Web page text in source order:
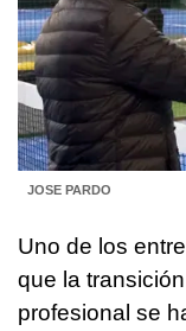
JOSE PARDO
Uno de los
que la
profesional se